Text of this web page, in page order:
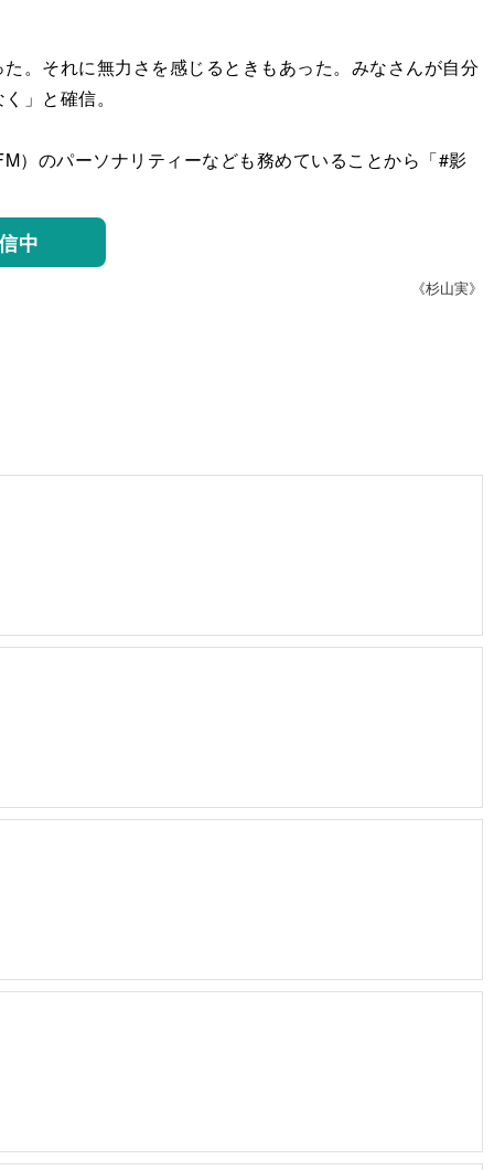
。それに無力さを感じるときもあった。みなさんが自分
」と確信。
）のパーソナリティーなども務めていることから「#影
中
《杉山実》